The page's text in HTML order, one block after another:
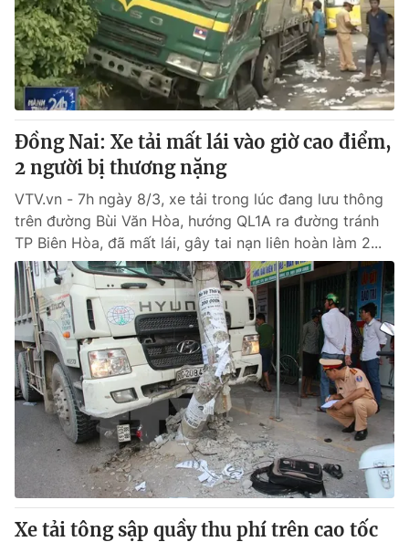
Đồng Nai: Xe tải mất lái vào giờ cao điểm,
2 người bị thương nặng
VTV.vn - 7h ngày 8/3, xe tải trong lúc đang lưu thông
trên đường Bùi Văn Hòa, hướng QL1A ra đường tránh
TP Biên Hòa, đã mất lái, gây tai nạn liên hoàn làm 2...
Xe tải tông sập quầy thu phí trên cao tốc